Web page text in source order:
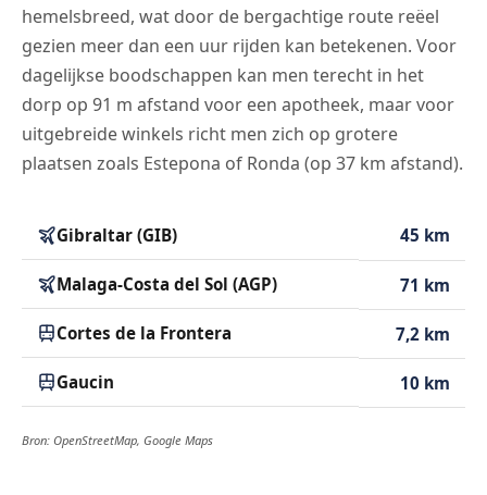
hemelsbreed, wat door de bergachtige route reëel
gezien meer dan een uur rijden kan betekenen. Voor
dagelijkse boodschappen kan men terecht in het
dorp op 91 m afstand voor een apotheek, maar voor
uitgebreide winkels richt men zich op grotere
plaatsen zoals Estepona of Ronda (op 37 km afstand).
Gibraltar (GIB) 45 km
Malaga-Costa del Sol (AGP) 71 km
Cortes de la Frontera 7,2 km
Gaucin 10 km
Bron: OpenStreetMap, Google Maps